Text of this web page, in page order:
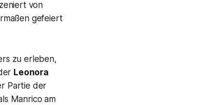
von
gefeiert
zu erleben,
Leonora
Partie der
Manrico am